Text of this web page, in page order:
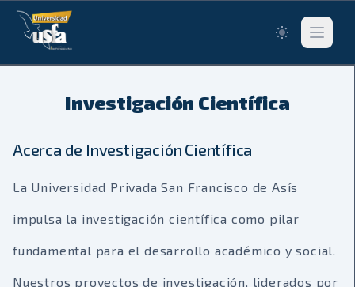
Switch to
Abrir
Investigación Científica
Acerca de Investigación Científica
La Universidad Privada San Francisco de Asís
impulsa la investigación científica como pilar
fundamental para el desarrollo académico y social.
Nuestros proyectos de investigación, liderados por